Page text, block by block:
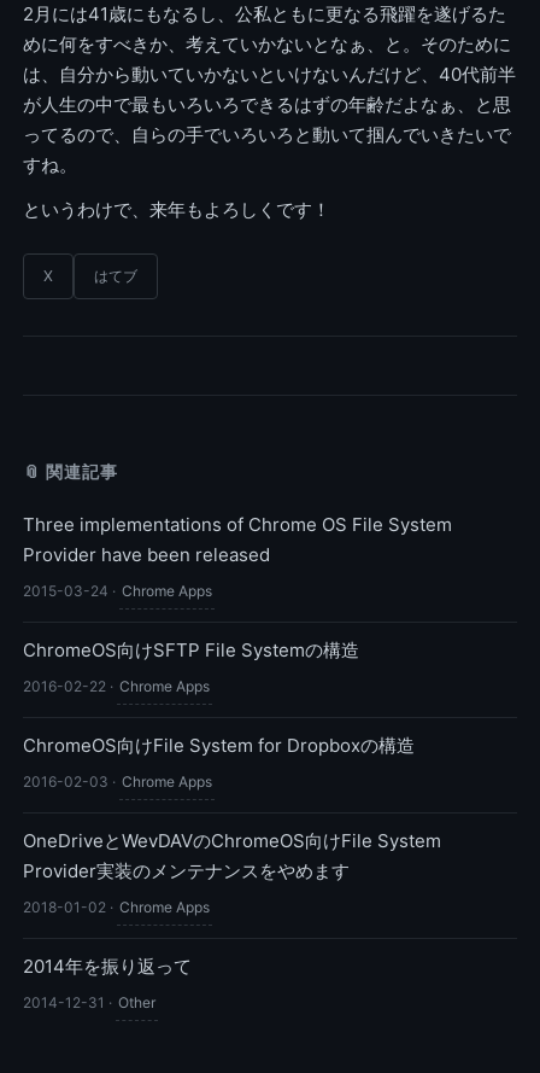
2月には41歳にもなるし、公私ともに更なる飛躍を遂げるた
めに何をすべきか、考えていかないとなぁ、と。そのために
は、自分から動いていかないといけないんだけど、40代前半
が人生の中で最もいろいろできるはずの年齢だよなぁ、と思
ってるので、自らの手でいろいろと動いて掴んでいきたいで
すね。
というわけで、来年もよろしくです！
X はてブ
📎 関連記事
Three implementations of Chrome OS File System
Provider have been released
2015-03-24 · Chrome Apps
ChromeOS向けSFTP File Systemの構造
2016-02-22· Chrome Apps
ChromeOS向けFile System for Dropboxの構造
2016-02-03 · Chrome Apps
OneDriveとWevDAVのChromeOS向けFile System
Provider実装のメンテナンスをやめます
2018-01-02· Chrome Apps
2014年を振り返って
2014-12-31 · Other